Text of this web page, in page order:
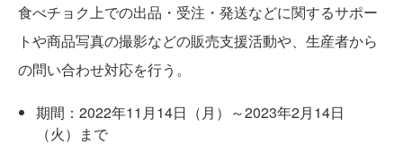
食べチョク上での出品・受注・発送などに関するサポー
トや商品写真の撮影などの販売支援活動や、生産者から
の問い合わせ対応を行う。
期間：2022年11月14日（月）～2023年2月14日
（火）まで